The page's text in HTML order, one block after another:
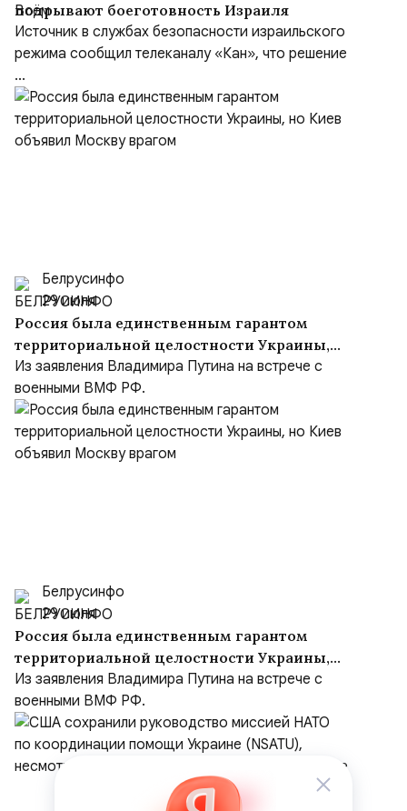
подрывают боеготовность Израиля
Источник в службах безопасности израильского
режима сообщил телеканалу «Кан», что решение
...
Белрусинфо
29 июля
Россия была единственным гарантом
территориальной целостности Украины,
но Киев объявил Москву врагом
Из заявления Владимира Путина на встрече с
военными ВМФ РФ.
Белрусинфо
29 июля
Россия была единственным гарантом
территориальной целостности Украины,
но Киев объявил Москву врагом
Из заявления Владимира Путина на встрече с
военными ВМФ РФ.